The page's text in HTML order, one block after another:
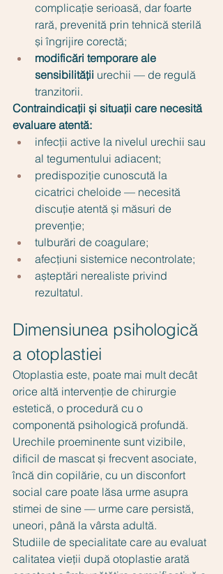
complicație serioasă, dar foarte
rară, prevenită prin tehnică sterilă
și îngrijire corectă;
modificări temporare ale
sensibilității urechii — de regulă
tranzitorii.
Contraindicații și situații care necesită
evaluare atentă:
infecții active la nivelul urechii sau
al tegumentului adiacent;
predispoziție cunoscută la
cicatrici cheloide — necesită
discuție atentă și măsuri de
prevenție;
tulburări de coagulare;
afecțiuni sistemice necontrolate;
așteptări nerealiste privind
rezultatul.
Dimensiunea psihologică
a otoplastiei
Otoplastia este, poate mai mult decât
orice altă intervenție de chirurgie
estetică, o procedură cu o
componentă psihologică profundă.
Urechile proeminente sunt vizibile,
dificil de mascat și frecvent asociate,
încă din copilărie, cu un disconfort
social care poate lăsa urme asupra
stimei de sine — urme care persistă,
uneori, până la vârsta adultă.
Studiile de specialitate care au evaluat
calitatea vieții după otoplastie arată